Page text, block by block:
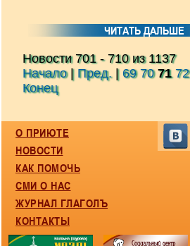
ЧИТАТЬ ДАЛЬШЕ
Новости 701 - 710 из 1137
Начало| Пред.| 69 70 71 72
Конец
О ПРИЮТЕ
НОВОСТИ
КАК ПОМОЧЬ
СМИ О НАС
ЖУРНАЛ ГЛАГОЛЪ
КОНТАКТЫ